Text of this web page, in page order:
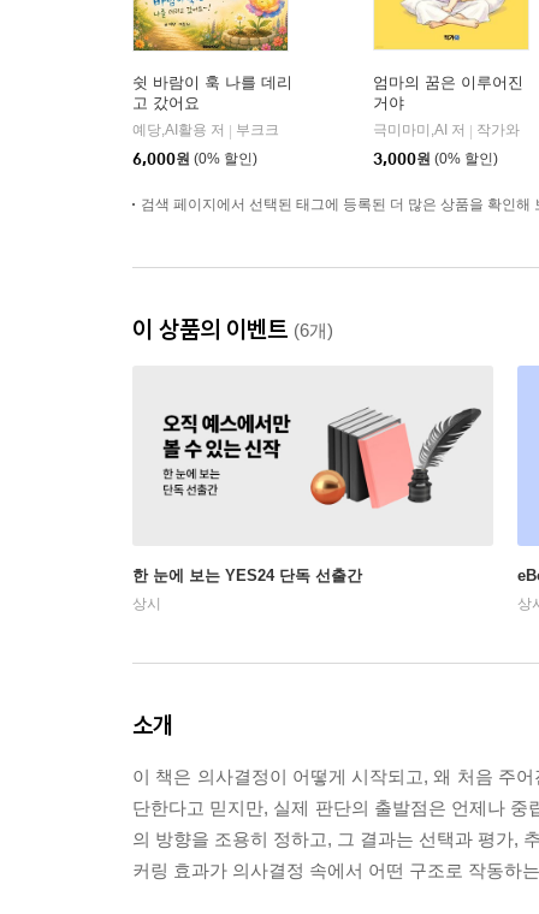
쉿 바람이 훅 나를 데리
고 갔어요
예당,AI활용 저 | 부크크
6,000원 (0% 할인)
엄마의 꿈은 이루어진
거야
극미마미,AI 저 | 작가와
3,000원 (0% 할인)
검색 페이지에서 선택된 태그에 등록된 더 많은 상품을 확인해
이 상품의 이벤트 (6개)
한 눈에 보는 YES24 단독 선출간
상시 상
소개
이 책은 의사결정이 어떻게 시작되고, 왜 처음 주
단한다고 믿지만, 실제 판단의 출발점은 언제나
의 방향을 조용히 정하고, 그 결과는 선택과 평가,
커링 효과가 의사결정 속에서 어떤 구조로 작동하